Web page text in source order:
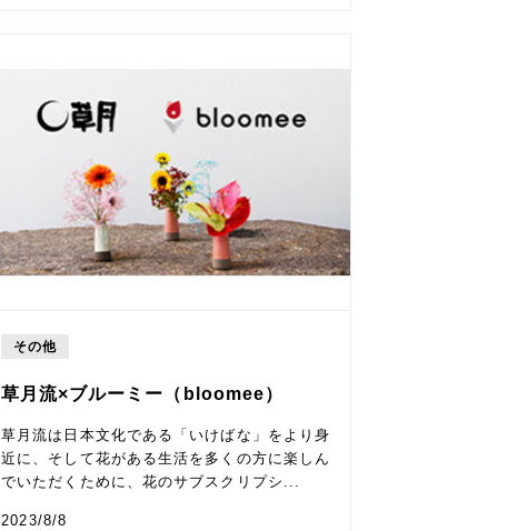
その他
草月流×ブルーミー（bloomee）
草月流は日本文化である「いけばな」をより身
近に、そして花がある生活を多くの方に楽しん
でいただくために、花のサブスクリプシ...
2023/8/8